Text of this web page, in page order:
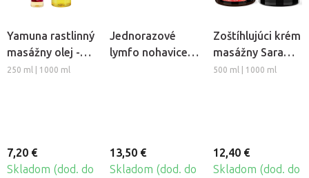
Yamuna rastlinný
masážny olej -
Hrozno
250 ml | 1000 ml
7,20 €
Skladom (dod. do
Jednorazové
lymfo nohavice z
13,50 €
Skladom (dod. do
Zoštíhlujúci krém
masážny Sara
Beauty Spa -
500 ml | 1000 ml
12,40 €
Skladom (dod. do